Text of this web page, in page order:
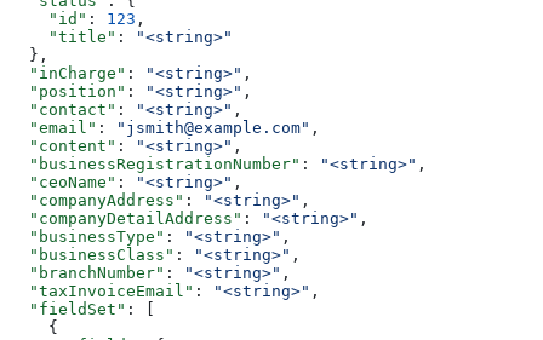
    "id"
: 123 ,
    "title"
:
"<string>"
  },
  "inCharge"
: "<string>" ,
  "position"
: "<string>" ,
  "contact"
: "<string>" ,
  "email"
: "jsmith@example.com" ,
  "content"
: "<string>" ,
  "businessRegistrationNumber"
: "<string>" ,
  "ceoName"
: "<string>" ,
  "companyAddress"
: "<string>" ,
  "companyDetailAddress"
: "<string>" ,
  "businessType"
: "<string>" ,
  "businessClass"
: "<string>" ,
  "branchNumber"
: "<string>" ,
  "taxInvoiceEmail"
: "<string>" ,
  "fieldSet"
: [
    {